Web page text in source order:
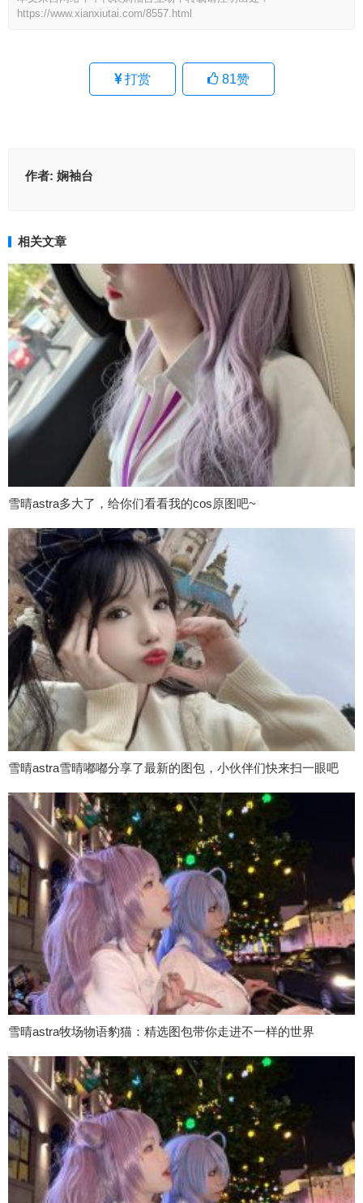
https://www.xianxiutai.com/8557.html
打赏 81赞
作者: 娴袖台
相关文章
雪晴astra多大了，给你们看看我的cos原图吧~
雪晴astra雪晴嘟嘟分享了最新的图包，小伙伴们快来扫一眼吧
雪晴astra牧场物语豹猫：精选图包带你走进不一样的世界